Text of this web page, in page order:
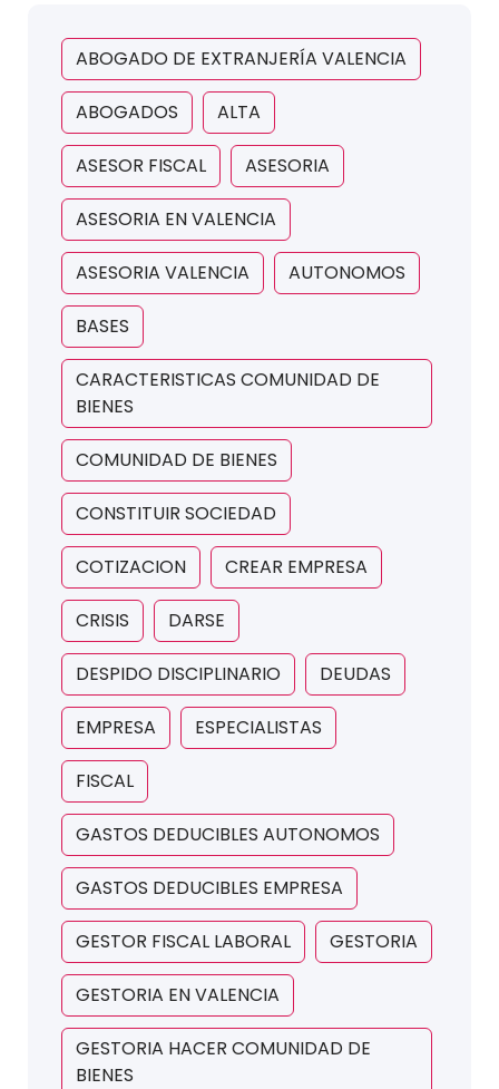
ABOGADO DE EXTRANJERÍA VALENCIA
ABOGADOS ALTA
ASESOR FISCAL ASESORIA
ASESORIA EN VALENCIA
ASESORIA VALENCIA AUTONOMOS
BASES
CARACTERISTICAS COMUNIDAD DE
BIENES
COMUNIDAD DE BIENES
CONSTITUIR SOCIEDAD
COTIZACION CREAR EMPRESA
CRISIS DARSE
DESPIDO DISCIPLINARIO DEUDAS
EMPRESA ESPECIALISTAS
FISCAL
GASTOS DEDUCIBLES AUTONOMOS
GASTOS DEDUCIBLES EMPRESA
GESTOR FISCAL LABORAL GESTORIA
GESTORIA EN VALENCIA
GESTORIA HACER COMUNIDAD DE
BIENES